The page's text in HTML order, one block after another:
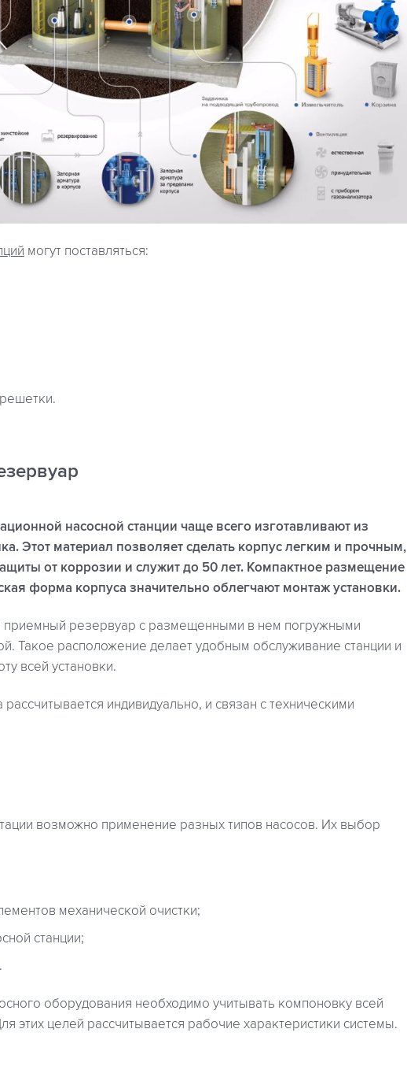
могут поставляться:
насосной станции чаще всего изготавливают из
Этот материал позволяет сделать корпус легким и прочным,
от коррозии и служит до 50 лет. Компактное размещение
форма корпуса значительно облегчают монтаж установки.
приемный резервуар с размещенными в нем погружными
Такое расположение делает удобным обслуживание станции и
всей установки.
индивидуально, и связан с техническими
возможно применение разных типов насосов. Их выбор
механической очистки;
станции;
оборудования необходимо учитывать компоновку всей
этих целей рассчитывается рабочие характеристики системы.